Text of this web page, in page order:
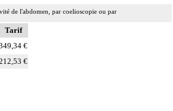
de l'abdomen, par coelioscopie ou par
incluent l'évacuation de collection intraabdominale
péritonéale et/ou la pose de drain.
associée, la toilette péritonéale et/ou la pose de
Tarif
€
€